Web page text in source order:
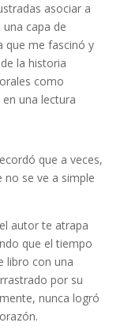
asociar a
capa de
que me fascinó y
la historia
como
una lectura
que a veces,
se ve a simple
autor te atrapa
que el tiempo
libro con una
por su
nunca logró